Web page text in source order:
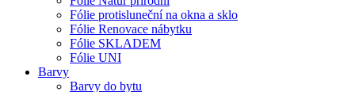
Fólie protisluneční na okna a sklo
Fólie Renovace nábytku
Fólie SKLADEM
Fólie UNI
Barvy
Barvy do bytu